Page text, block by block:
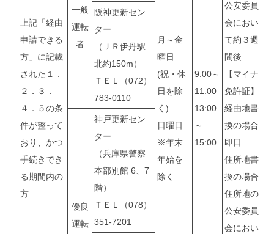
上記「経由
申請できる
方」に記載
された１．
２．３．
４．５の条
件が整って
おり、かつ
手続きでき
る期間内の
方
一般
運転
者
月～金
曜日
(祝・休
日を除
く)
日曜日
※年末
年始を
除く
9:00～
11:00
13:00
～
15:00
公安委員
会におい
て約３週
間後
【マイナ
免許証】
経由地書
換の場合
即日
住所地書
換の場合
住所地の
公安委員
会におい
阪神更新セン
ター
（ＪＲ伊丹駅
北約150m）
ＴＥＬ（072）
783-0110
優良
運転
神戸更新セン
ター
（兵庫県警察
本部別館 6、7
階）
ＴＥＬ（078）
351-7201